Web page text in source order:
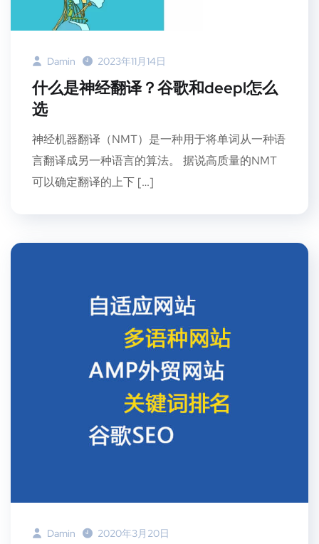
Damin 2023年11月14日
什么是神经翻译？谷歌和deepl怎么
选
神经机器翻译（NMT）是一种用于将单词从一种语
言翻译成另一种语言的算法。 据说高质量的NMT
可以确定翻译的上下 […]
Damin 2020年3月20日